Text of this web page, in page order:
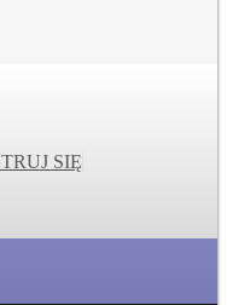
SIĘ